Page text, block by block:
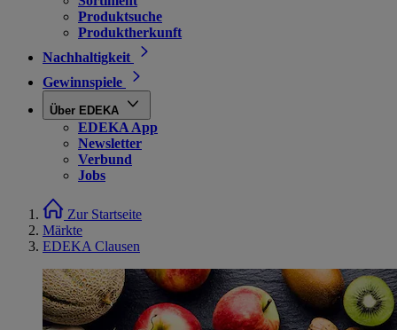
Produktsuche
Produktherkunft
Nachhaltigkeit
Gewinnspiele
Über EDEKA
EDEKA App
Newsletter
Verbund
Jobs
Zur Startseite
Märkte
EDEKA Clausen